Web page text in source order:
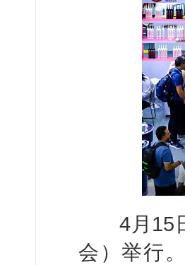
4月15日
会）举行